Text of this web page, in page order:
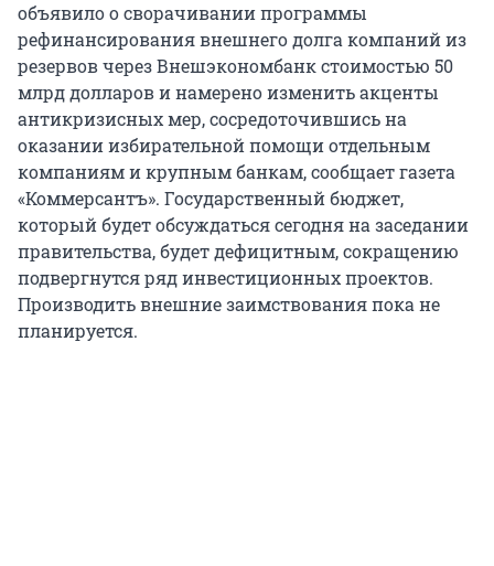
объявило о сворачивании программы
рефинансирования внешнего долга компаний из
резервов через Внешэкономбанк стоимостью 50
млрд долларов и намерено изменить акценты
антикризисных мер, сосредоточившись на
оказании избирательной помощи отдельным
компаниям и крупным банкам, сообщает газета
«Коммерсантъ». Государственный бюджет,
который будет обсуждаться сегодня на заседании
правительства, будет дефицитным, сокращению
подвергнутся ряд инвестиционных проектов.
Производить внешние заимствования пока не
планируется.